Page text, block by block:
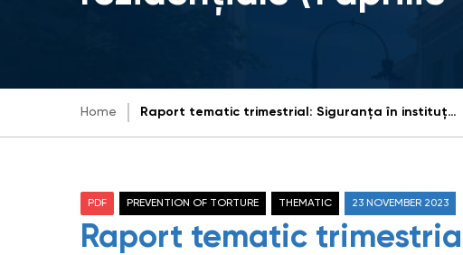
Home Raport tematic trimestrial: Siguranța în instituțiile rezidențiale (1 aprilie – 30 iunie 2023)
PDF PREVENTION OF TORTURE THEMATIC 23 NOVEMBER 2023
Raport tematic